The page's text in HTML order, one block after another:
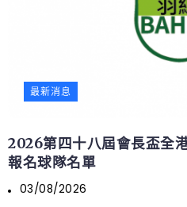
最新消息
2026第四十八屆會長盃全
報名球隊名單
03/08/2026